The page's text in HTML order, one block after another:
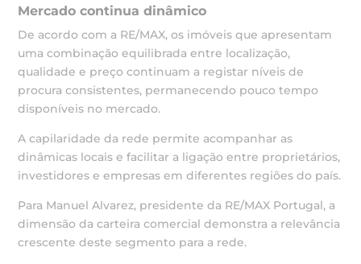
Mercado continua dinâmico
De acordo com a RE/MAX, os imóveis que apresentam
uma combinação equilibrada entre localização,
qualidade e preço continuam a registar níveis de
procura consistentes, permanecendo pouco tempo
disponíveis no mercado.
A capilaridade da rede permite acompanhar as
dinâmicas locais e facilitar a ligação entre proprietários,
investidores e empresas em diferentes regiões do país.
Para Manuel Alvarez, presidente da RE/MAX Portugal, a
dimensão da carteira comercial demonstra a relevância
crescente deste segmento para a rede.